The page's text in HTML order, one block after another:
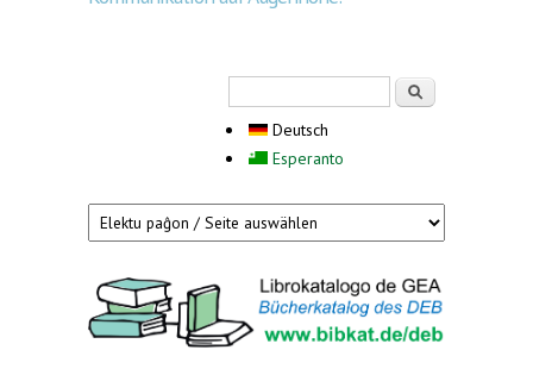
Deutsch
Esperanto